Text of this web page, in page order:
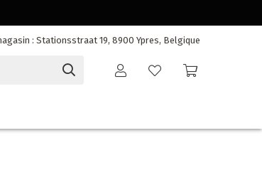
: Stationsstraat 19, 8900 Ypres, Belgique